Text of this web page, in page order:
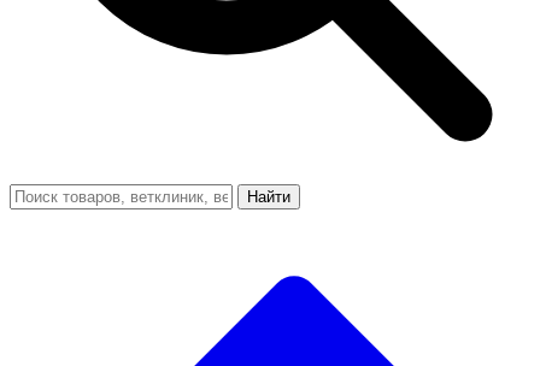
Найти